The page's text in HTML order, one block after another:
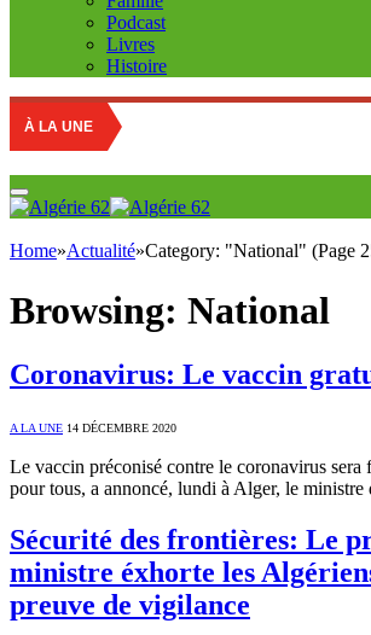
Podcast
Livres
Histoire
À LA UNE
Home»Actualité»Category: "National" (Page
Browsing: National
Coronavirus: Le vaccin
A LA UNE 14 DÉCEMBRE 2020
Le vaccin préconisé contre le coronavirus sera
pour tous, a annoncé, lundi à Alger, le
Sécurité des frontières: Le
ministre éxhorte les
preuve de vigilance